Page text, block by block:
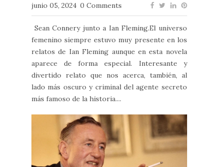
junio 05, 2024 0 Comments
Sean Connery junto a Ian Fleming.El universo
femenino siempre estuvo muy presente en los
relatos de Ian Fleming aunque en esta novela
aparece de forma especial. Interesante y
divertido relato que nos acerca, también, al
lado más oscuro y criminal del agente secreto
más famoso de la historia....